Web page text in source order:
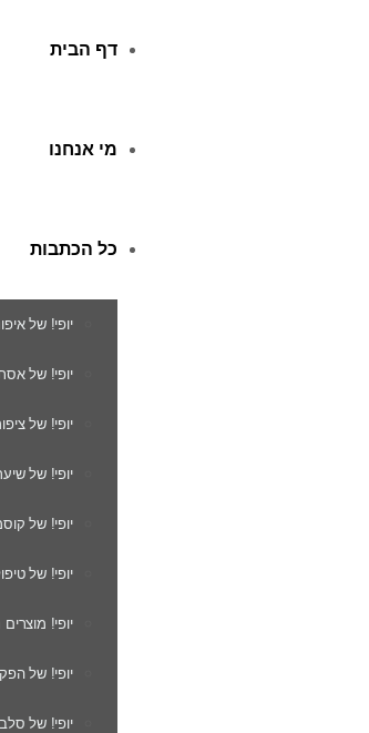
דף הבית
מי אנחנו
כל הכתבות
יופי! של
יופי! של
יופי! של
יופי! של
יופי! של
יופי! של
יופי!
יופי! של
יופי! של